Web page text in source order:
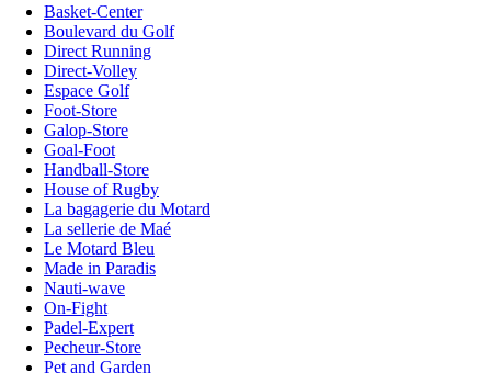
Basket-Center
Boulevard du Golf
Direct Running
Direct-Volley
Espace Golf
Foot-Store
Galop-Store
Goal-Foot
Handball-Store
House of Rugby
La bagagerie du Motard
La sellerie de Maé
Le Motard Bleu
Made in Paradis
Nauti-wave
On-Fight
Padel-Expert
Pecheur-Store
Pet and Garden